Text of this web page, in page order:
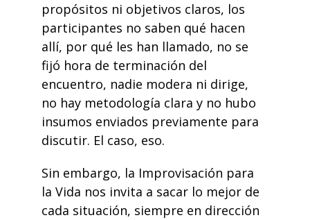
propósitos ni objetivos claros, los
participantes no saben qué hacen
allí, por qué les han llamado, no se
fijó hora de terminación del
encuentro, nadie modera ni dirige,
no hay metodología clara y no hubo
insumos enviados previamente para
discutir. El caso, eso.
Sin embargo, la Improvisación para
la Vida nos invita a sacar lo mejor de
cada situación, siempre en dirección